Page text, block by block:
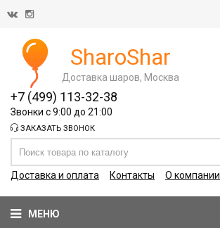
SharoShar
Доставка шаров, Москва
+7 (499) 113-32-38
Звонки с 9:00 до 21:00
ЗАКАЗАТЬ ЗВОНОК
Доставка и оплата Контакты О компании
МЕНЮ